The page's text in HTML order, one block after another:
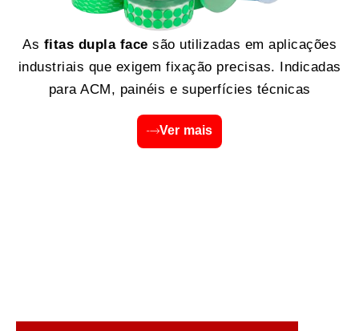
As fitas dupla face são utilizadas em aplicações
industriais que exigem fixação precisas. Indicadas
para ACM, painéis e superfícies técnicas
Ver mais